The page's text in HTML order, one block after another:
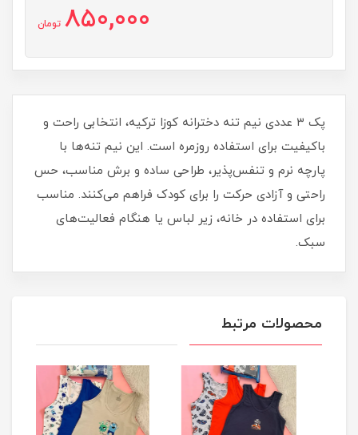
850,000 تومان
پک ۳ عددی نیم‌ تنه دخترانه کوزا ترکیه، انتخابی راحت و
باکیفیت برای استفاده روزمره است. این نیم‌ تنه‌ها با
پارچه نرم و تنفس‌پذیر، طراحی ساده و برش مناسب، حس
راحتی و آزادی حرکت را برای کودک فراهم می‌کنند. مناسب
برای استفاده در خانه، زیر لباس یا هنگام فعالیت‌های
سبک.
محصولات مرتبط